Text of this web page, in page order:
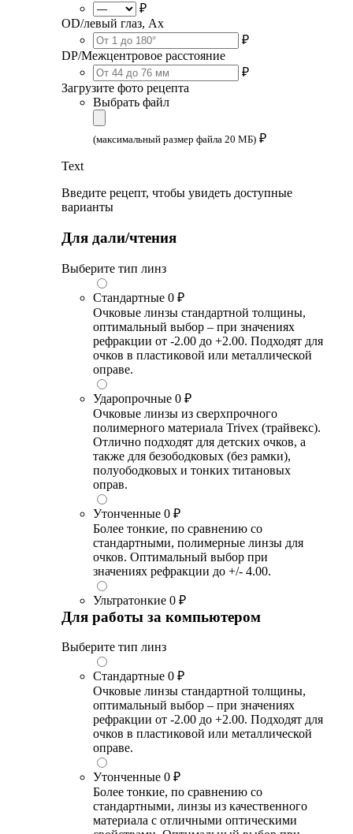
₽
OD/левый глаз, Ax
₽
DP/Межцентровое расстояние
₽
Загрузите фото рецепта
Выбрать файл
(максимальный размер файла 20 МБ) ₽
Text
Введите рецепт, чтобы увидеть доступные
варианты
Для дали/чтения
Выберите тип линз
Стандартные 0 ₽
Очковые линзы стандартной толщины,
оптимальный выбор – при значениях
рефракции от -2.00 до +2.00. Подходят для
очков в пластиковой или металлической
оправе.
Ударопрочные 0 ₽
Очковые линзы из сверхпрочного
полимерного материала Trivex (трайвекс).
Отлично подходят для детских очков, а
также для безободковых (без рамки),
полуободковых и тонких титановых
оправ.
Утонченные 0 ₽
Более тонкие, по сравнению со
стандартными, полимерные линзы для
очков. Оптимальный выбор при
значениях рефракции до +/- 4.00.
Ультратонкие 0 ₽
Для работы за компьютером
Выберите тип линз
Стандартные 0 ₽
Очковые линзы стандартной толщины,
оптимальный выбор – при значениях
рефракции от -2.00 до +2.00. Подходят для
очков в пластиковой или металлической
оправе.
Утонченные 0 ₽
Более тонкие, по сравнению со
стандартными, линзы из качественного
материала с отличными оптическими